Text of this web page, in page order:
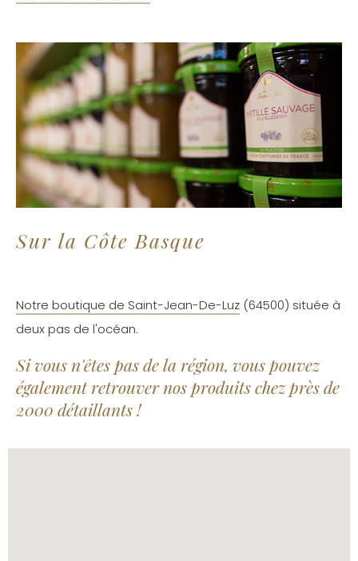
Sur la Côte Basque
Notre boutique de Saint-Jean-De-Luz (64500) située à
deux pas de l'océan.
Si vous n'êtes pas de la région, vous pouvez
également retrouver nos produits chez près de
2000 détaillants !